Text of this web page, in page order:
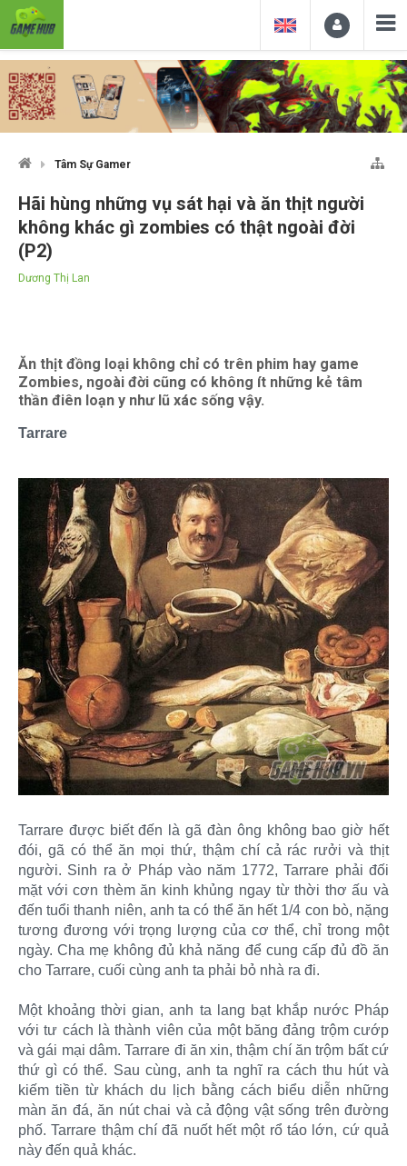
Tâm Sự Gamer
Hãi hùng những vụ sát hại và ăn thịt người
không khác gì zombies có thật ngoài đời
(P2)
Dương Thị Lan
Ăn thịt đồng loại không chỉ có trên phim hay game
Zombies, ngoài đời cũng có không ít những kẻ tâm
thần điên loạn y như lũ xác sống vậy.
Tarrare
Tarrare được biết đến là gã đàn ông không bao giờ hết
đói, gã có thể ăn mọi thứ, thậm chí cả rác rưởi và thịt
người. Sinh ra ở Pháp vào năm 1772, Tarrare phải đối
mặt với cơn thèm ăn kinh khủng ngay từ thời thơ ấu và
đến tuổi thanh niên, anh ta có thể ăn hết 1/4 con bò, nặng
tương đương với trọng lượng của cơ thể, chỉ trong một
ngày. Cha mẹ không đủ khả năng để cung cấp đủ đồ ăn
cho Tarrare, cuối cùng anh ta phải bỏ nhà ra đi.
Một khoảng thời gian, anh ta lang bạt khắp nước Pháp
với tư cách là thành viên của một băng đảng trộm cướp
và gái mại dâm. Tarrare đi ăn xin, thậm chí ăn trộm bất cứ
thứ gì có thể. Sau cùng, anh ta nghĩ ra cách thu hút và
kiếm tiền từ khách du lịch bằng cách biểu diễn những
màn ăn đá, ăn nút chai và cả động vật sống trên đường
phố. Tarrare thậm chí đã nuốt hết một rổ táo lớn, cứ quả
này đến quả khác.